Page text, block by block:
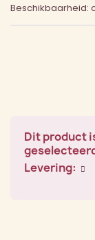
Beschikbaarheid:
Dit product
Levering: